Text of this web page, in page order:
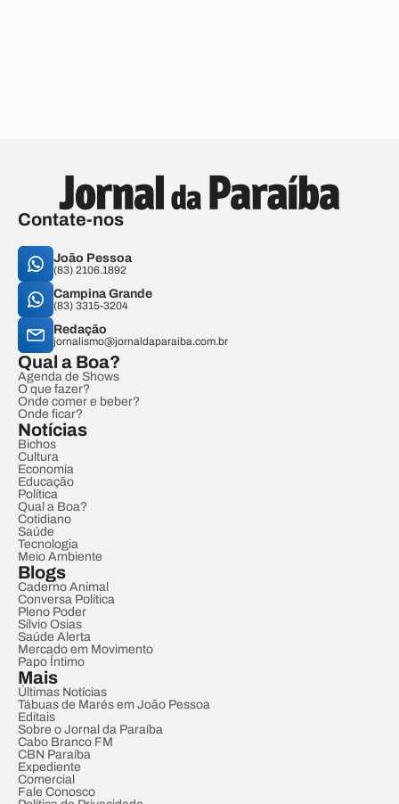
Contate-nos
João Pessoa
(83) 2106.1892
Campina Grande
(83) 3315-3204
Redação
jornalismo@jornaldaparaiba.com.br
Qual a Boa?
Agenda de Shows
O que fazer?
Onde comer e beber?
Onde ficar?
Notícias
Bichos
Cultura
Economia
Educação
Política
Qual a Boa?
Cotidiano
Saúde
Tecnologia
Meio Ambiente
Blogs
Caderno Animal
Conversa Política
Pleno Poder
Sílvio Osias
Saúde Alerta
Mercado em Movimento
Papo Íntimo
Mais
Últimas Notícias
Tábuas de Marés em João Pessoa
Editais
Sobre o Jornal da Paraíba
Cabo Branco FM
CBN Paraíba
Expediente
Comercial
Fale Conosco